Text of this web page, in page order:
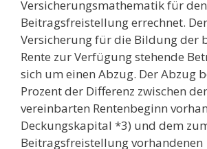
Versicherungsmathematik für
Beitragsfreistellung errechnet.
Versicherung für die Bildung der
Rente zur Verfügung stehende
sich um einen Abzug. Der Abzug
Prozent der Differenz zwischen
vereinbarten Rentenbeginn
Deckungskapital *3) und dem
Beitragsfreistellung vorhandenen